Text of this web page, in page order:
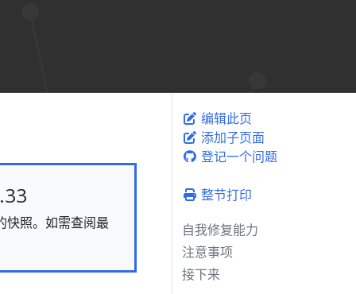
快照。如需查阅最
编辑此页
添加子页面
登记一个问题
整节打印
自我修复能力
注意事项
接下来